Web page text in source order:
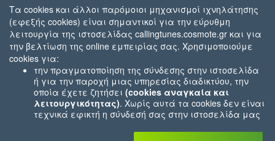
Τα cookies και άλλοι παρόμοιοι μηχανισμοί ιχνηλάτησης
(εφεξής cookies) είναι σημαντικοί για την εύρυθμη
λειτουργία της ιστοσελίδας callingtunes.cosmote.gr και για
την βελτίωση της online εμπειρίας σας. Χρησιμοποιούμε
cookies για:
την πραγματοποίηση της σύνδεσης στην ιστοσελίδα
ή για την παροχή μιας υπηρεσίας διαδικτύου, την
οποία έχετε ζητήσει (cookies αναγκαία και
λειτουργικότητας). Χωρίς αυτά τα cookies δεν είναι
τεχνικά εφικτή η σύνδεσή σας στην ιστοσελίδα μας
που εσείς μας ζητήσατε (π.χ.cookies που αφορούν